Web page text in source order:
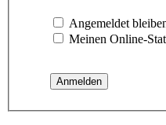
Angemeldet
Meinen Online-